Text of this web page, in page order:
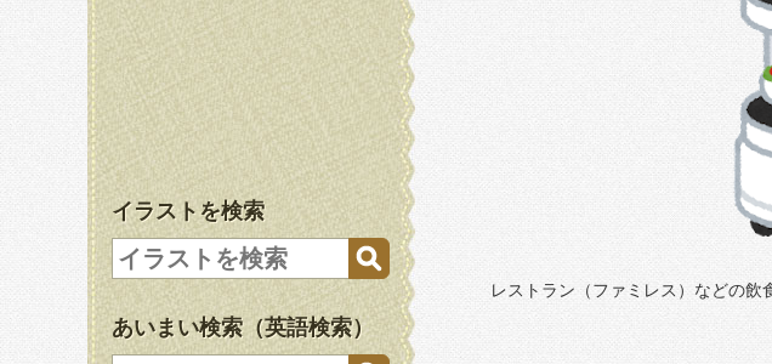
イラストを検索
あいまい検索（英語検索）
レストラン（ファミレス）などの